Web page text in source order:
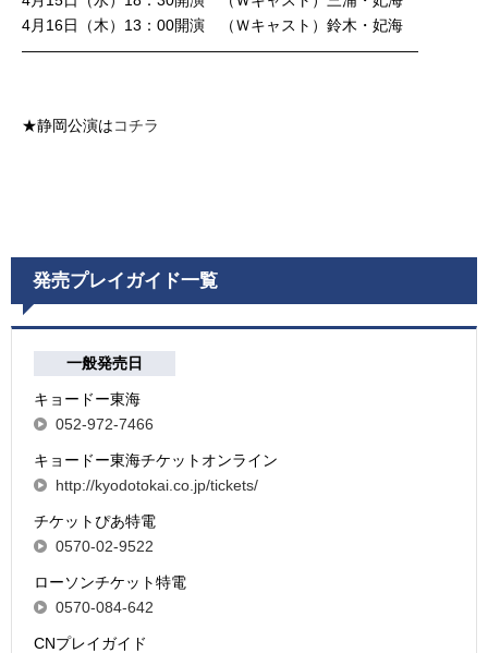
4月16日（木）13：00開演 （Ｗキャスト）鈴木・妃海
――――――――――――――――――――――――――
★静岡公演はコチラ
発売プレイガイド一覧
一般発売日
キョードー東海
052-972-7466
キョードー東海チケットオンライン
http://kyodotokai.co.jp/tickets/
チケットぴあ特電
0570-02-9522
ローソンチケット特電
0570-084-642
CNプレイガイド